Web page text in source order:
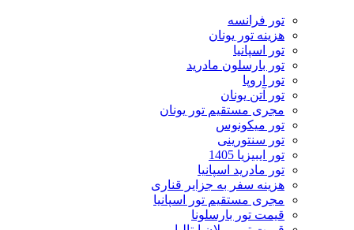
تور فرانسه
هزینه تور یونان
تور اسپانیا
تور بارسلون مادرید
تور اروپا
تور آتن یونان
مجری مستقیم تور یونان
تور میکونوس
تور سنتورینی
تور ایبیزیا 1405
تور مادرید اسپانیا
هزینه سفر به جزایر قناری
مجری مستقیم تور اسپانیا
قیمت تور بارسلونا